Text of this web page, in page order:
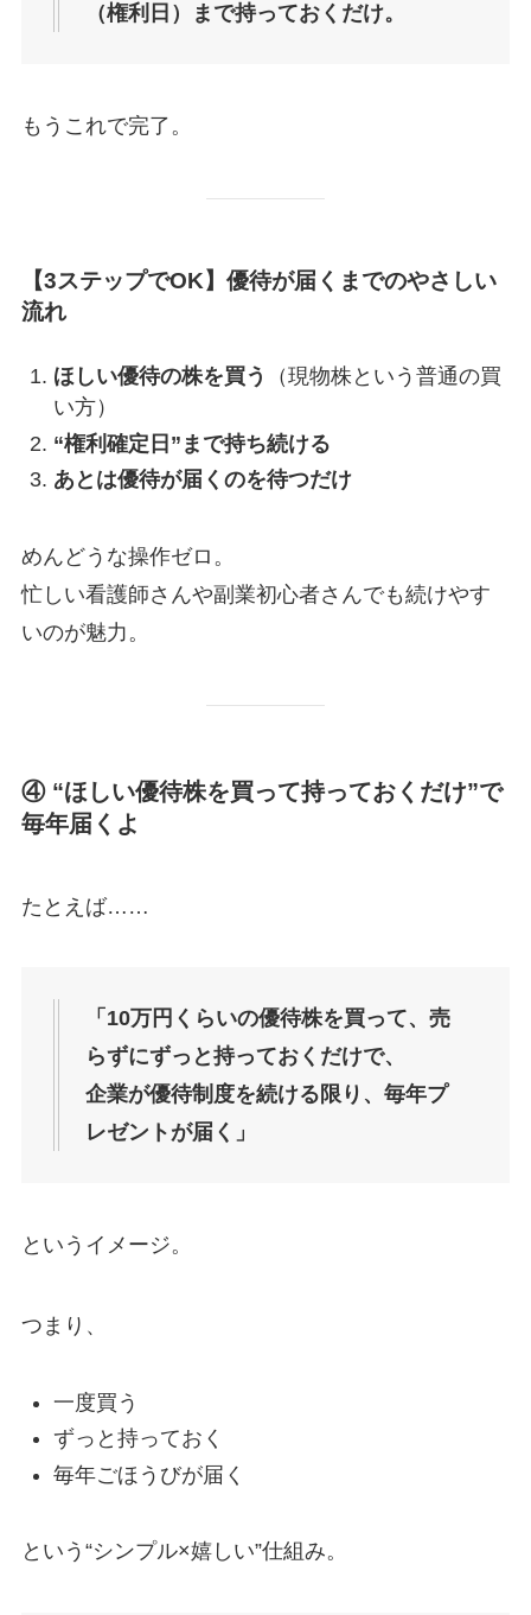
（権利日）まで持っておくだけ。
もうこれで完了。
【3ステップでOK】優待が届くまでのやさしい
流れ
ほしい優待の株を買う
（現物株という普通の買
い方）
“権利確定日”まで持ち続ける
あとは優待が届くのを待つだけ
めんどうな操作ゼロ。
忙しい看護師さんや副業初心者さんでも続けやす
いのが魅力。
④ “ほしい優待株を買って持っておくだけ”で
毎年届くよ
たとえば……
「10万円くらいの優待株を買って、売
らずにずっと持っておくだけで、
企業が優待制度を続ける限り、毎年プ
レゼントが届く」
というイメージ。
つまり、
一度買う
ずっと持っておく
毎年ごほうびが届く
という“シンプル×嬉しい”仕組み。